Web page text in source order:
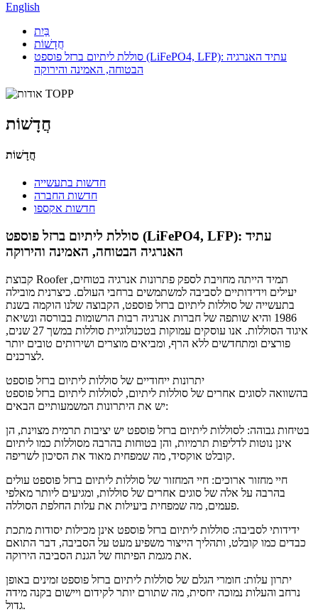
English
בַּיִת
חֲדָשׁוֹת
סוללת ליתיום ברזל פוספט (LiFePO4, LFP): עתיד האנרגיה
הבטוחה, האמינה והירוקה
חֲדָשׁוֹת
חֲדָשׁוֹת
חדשות בתעשייה
חדשות החברה
חדשות אקספו
סוללת ליתיום ברזל פוספט (LiFePO4, LFP): עתיד
האנרגיה הבטוחה, האמינה והירוקה
קבוצת Roofer תמיד הייתה מחויבת לספק פתרונות אנרגיה בטוחים,
יעילים וידידותיים לסביבה למשתמשים ברחבי העולם. כיצרנית מובילה
בתעשייה של סוללות ליתיום ברזל פוספט, הקבוצה שלנו הוקמה בשנת
1986 והיא שותפה של חברות אנרגיה רבות הרשומות בבורסה ונשיאת
איגוד הסוללות. אנו עוסקים עמוקות בטכנולוגיית סוללות במשך 27 שנים,
פורצים ומתחדשים ללא הרף, ומביאים מוצרים ושירותים טובים יותר
לצרכנים.
יתרונות ייחודיים של סוללות ליתיום ברזל פוספט
בהשוואה לסוגים אחרים של סוללות ליתיום, לסוללות ליתיום ברזל פוספט
יש את היתרונות המשמעותיים הבאים:
בטיחות גבוהה: לסוללות ליתיום ברזל פוספט יש יציבות תרמית מצוינת, הן
אינן נוטות לדליפות תרמיות, והן בטוחות בהרבה מסוללות כמו ליתיום
קובלט אוקסיד, מה שמפחית מאוד את הסיכון לשריפה.
חיי מחזור ארוכים: חיי המחזור של סוללות ליתיום ברזל פוספט עולים
בהרבה על אלה של סוגים אחרים של סוללות, ומגיעים ליותר מאלפי
פעמים, מה שמפחית ביעילות את עלות החלפת הסוללה.
ידידותי לסביבה: סוללות ליתיום ברזל פוספט אינן מכילות יסודות מתכת
כבדים כמו קובלט, ותהליך הייצור משפיע מעט על הסביבה, דבר התואם
את מגמת הפיתוח של הגנת הסביבה הירוקה.
יתרון עלות: חומרי הגלם של סוללות ליתיום ברזל פוספט זמינים באופן
נרחב והעלות נמוכה יחסית, מה שתורם יותר לקידום ויישום בקנה מידה
גדול.